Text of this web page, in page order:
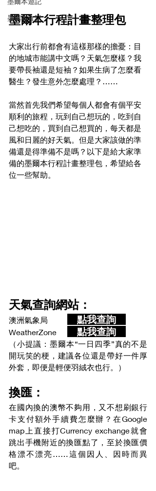
墨爾本食記
墨爾本行程計畫整理包
大家出行前都會有這樣那樣的擔憂：目
的地城市能講中文嗎？天氣怎麼樣？我
要帶長袖還是短袖？如果生病了怎麼看
醫生？發生意外怎麼處理？……
當然首先我們希望每個人都會有個平安
順利的旅程，玩到自己想玩的，吃到自
己想吃的，買到自己想買的，每天都是
風和日麗的好天氣。但是大家該做的準
備還是得準備不是嗎？以下是給大家準
備的墨爾本行程計畫整理包，希望給各
位一些幫助。
天氣查詢網站：
點我查詢
點我查詢
（小提議：墨爾本“一日四季”真的不是
開玩笑的梗，建議各位還是帶好一件厚
外套，即便是輕便羽絨衣也行。）
換匯：
在國內換的澳幣不夠用，又不想刷銀行
卡支付額外手續費怎麼辦？在Google
map上直接打Currency exchange就會
跳出手機附近的換匯點了，至於換匯價
格漂不漂亮……這個因人、因時而異
吧。